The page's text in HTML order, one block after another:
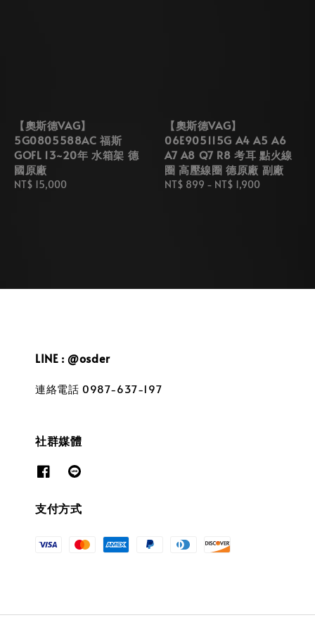
【奧斯德VAG】
5G0805588AC 福斯
GOFL 13~20年 水箱架 德
國原廠
Regular
NT$ 15,000
【奧斯德VAG】
06E905115G A4 A5 A6
A7 A8 Q7 R8 考耳 點火線
圈 高壓線圈 德原廠 副廠
Regular
NT$ 899 - NT$ 1,900
LINE : @osder
連絡電話 0987-637-197
社群媒體
支付方式